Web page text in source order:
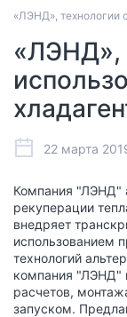
«ЛЭНД», технологии
«ЛЭНД»,
22 марта
Компания "ЛЭНД"
рекуперации
внедряет
использованием
технологий
компания "ЛЭНД"
расчетов,
запуском.